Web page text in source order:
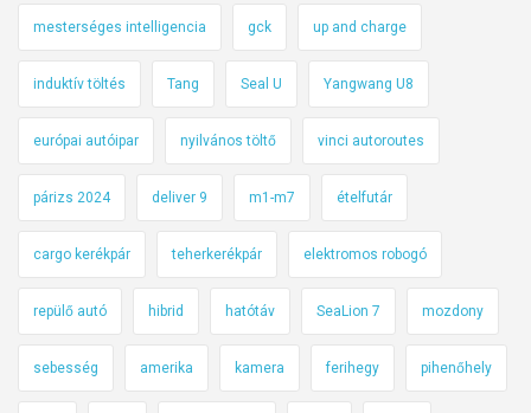
mesterséges intelligencia gck up and charge
induktív töltés Tang Seal U Yangwang U8
európai autóipar nyilvános töltő vinci autoroutes
párizs 2024 deliver 9 m1-m7 ételfutár
cargo kerékpár teherkerékpár elektromos robogó
repülő autó hibrid hatótáv SeaLion 7 mozdony
sebesség amerika kamera ferihegy pihenőhely